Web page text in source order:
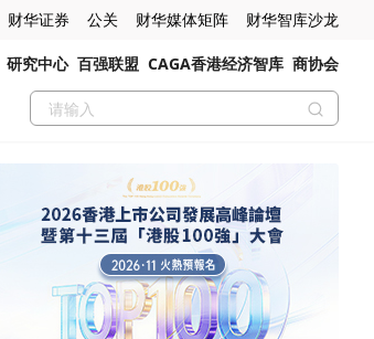
财华证券 公关 财华媒体矩阵 财华智库沙龙
研究中心 百强联盟 CAGA香港经济智库 商协会